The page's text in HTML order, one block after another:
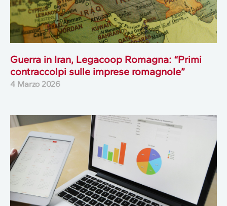
Guerra in Iran, Legacoop Romagna: “Primi
contraccolpi sulle imprese romagnole”
4 Marzo 2026